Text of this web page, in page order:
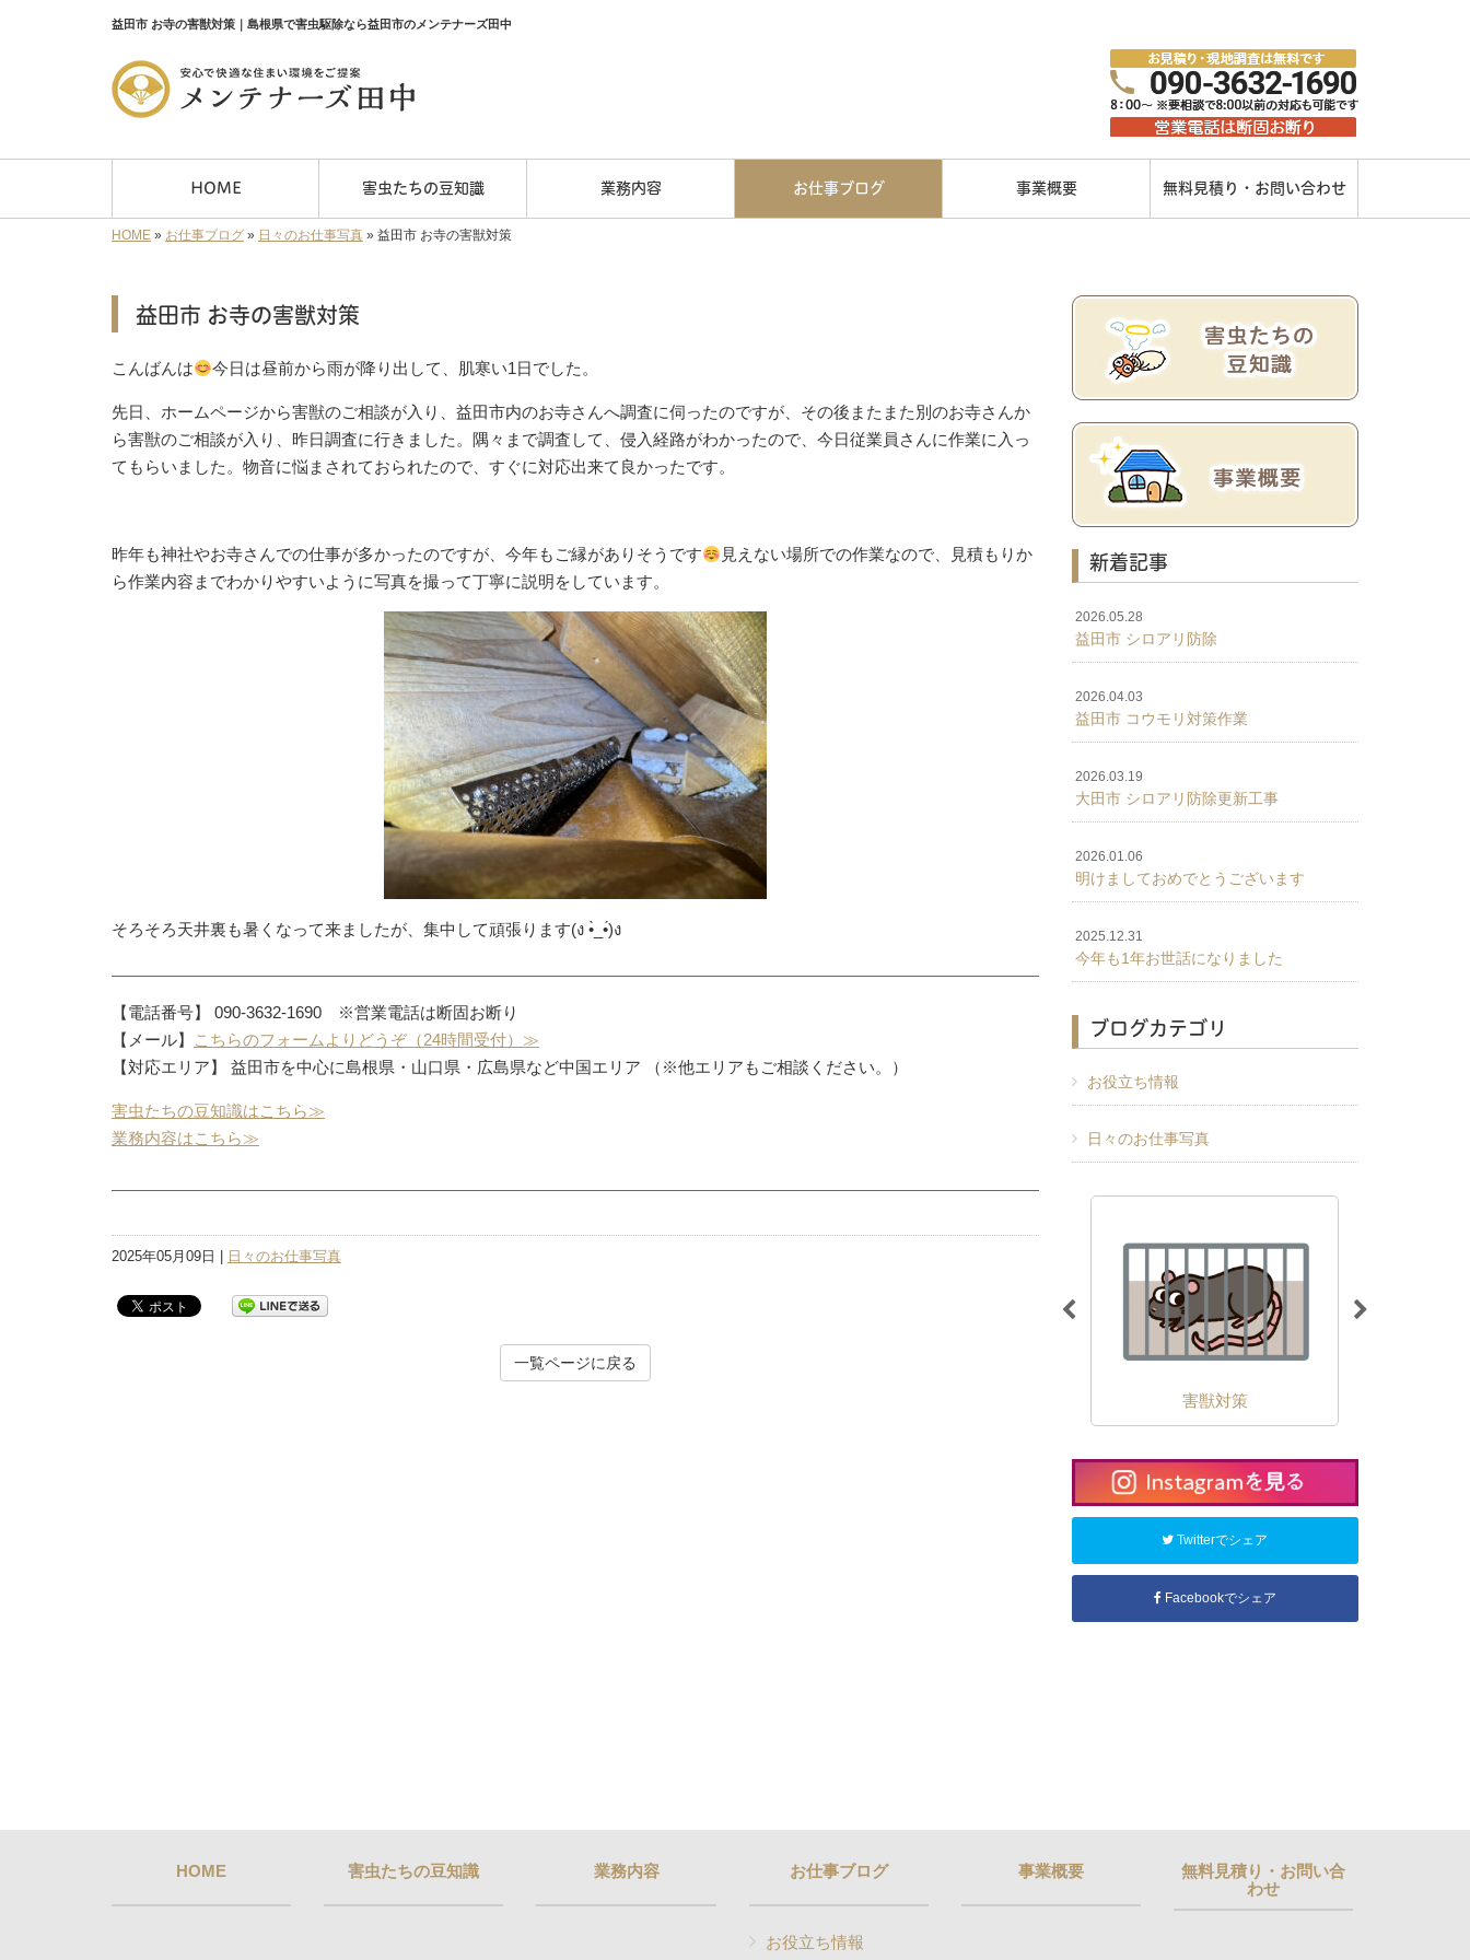
益田市 お寺の害獣対策｜島根県で害虫駆除なら益田市のメンテナーズ田中
HOME 害虫たちの豆知識 業務内容 お仕事ブログ 事業概要 無料見積り・お問い合わせ
HOME » お仕事ブログ » 日々のお仕事写真 » 益田市 お寺の害獣対策
益田市 お寺の害獣対策
こんばんは 今日は昼前から雨が降り出して、肌寒い1日でした。
先日、ホームページから害獣のご相談が入り、益田市内のお寺さんへ調査に伺ったのですが、その後またまた別のお寺さんか
ら害獣のご相談が入り、昨日調査に行きました。隅々まで調査して、侵入経路がわかったので、今日従業員さんに作業に入っ
てもらいました。物音に悩まされておられたので、すぐに対応出来て良かったです。
昨年も神社やお寺さんでの仕事が多かったのですが、今年もご縁がありそうです
見えない場所での作業なので、見積もりか
ら作業内容までわかりやすいように写真を撮って丁寧に説明をしています。
そろそろ天井裏も暑くなって来ましたが、集中して頑張ります(ง •̀_•́)ง
【電話番号】 090-3632-1690 ※営業電話は断固お断り
【メール】
こちらのフォームよりどうぞ（24時間受付）≫
【対応エリア】 益田市を中心に島根県・山口県・広島県など中国エリア （※他エリアもご相談ください。）
害虫たちの豆知識はこちら≫
業務内容はこちら≫
2025年05月09日 | 日々のお仕事写真
一覧ページに戻る
新着記事
2026.05.28
益田市 シロアリ防除
2026.04.03
益田市 コウモリ対策作業
2026.03.19
大田市 シロアリ防除更新工事
2026.01.06
明けましておめでとうございます
2025.12.31
今年も1年お世話になりました
ブログカテゴリ
お役立ち情報
日々のお仕事写真
害獣対策
Twitterでシェア
Facebookでシェア
HOME 害虫たちの豆知識 業務内容 お仕事ブログ
お役立ち情報
事業概要
無料見積り・お問い合
わせ